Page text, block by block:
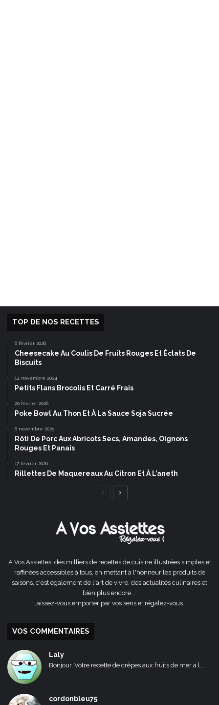
TOP DE NOS RECETTES
6 février 2026
Cheesecake Au Coulis De Fruits Rouges Et Éclats De
Biscuits
14 novembre 2024
Petits Flans Brocolis Et Carré Frais
20 février 2026
Poke Bowl Au Thon Et À La Sauce Soja Sucrée
6 novembre 2025
Rôti De Porc Aux Abricots Secs, Amandes, Oignons
Rouges Et Panais
17 février 2026
Rillettes De Maquereaux Au Citron Et À L’aneth
Page
A Vos Assiettes, des milliers de recettes de cuisine illustrées simples et
raffinées accessibles à tous, en mettant à l'honneur les produits de
saisons, c'est également de l'art de vivre, des actualités culinaires et
bien plus encore ...
Laissez-vous emporter par vos sens et régalez-vous !
VOS COMMENTAIRES
Laly
Bonjour, Votre recette de crêpes aux fruits de mer a l...
cordonbleu75